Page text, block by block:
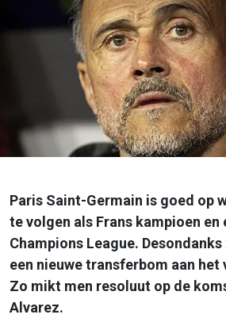
Paris Saint-Germain is goed op
te volgen als Frans kampioen
Champions League.
een nieuwe transferbom aan
Zo mikt men resoluut op de
Alvarez.